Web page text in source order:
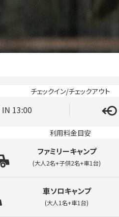
IN 13:00
ファミリーキャンプ
(大人2名+子供2名+車1台)
車ソロキャンプ
(大人1名+車1台)